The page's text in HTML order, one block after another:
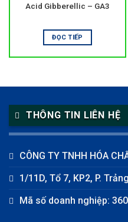
Acid Gibberellic – GA3
ĐỌC TIẾP
THÔNG TIN LIÊN HỆ
CÔNG TY TNHH HÓA
1/11D, Tổ 7, KP2, P.
Mã số doanh nghiệp: